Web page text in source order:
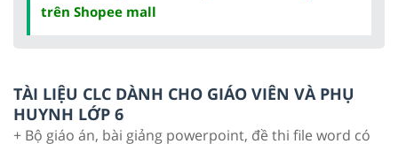
trên Shopee mall
TÀI LIỆU CLC DÀNH CHO GIÁO VIÊN VÀ PHỤ
HUYNH LỚP 6
+ Bộ giáo án, bài giảng powerpoint, đề thi file word có